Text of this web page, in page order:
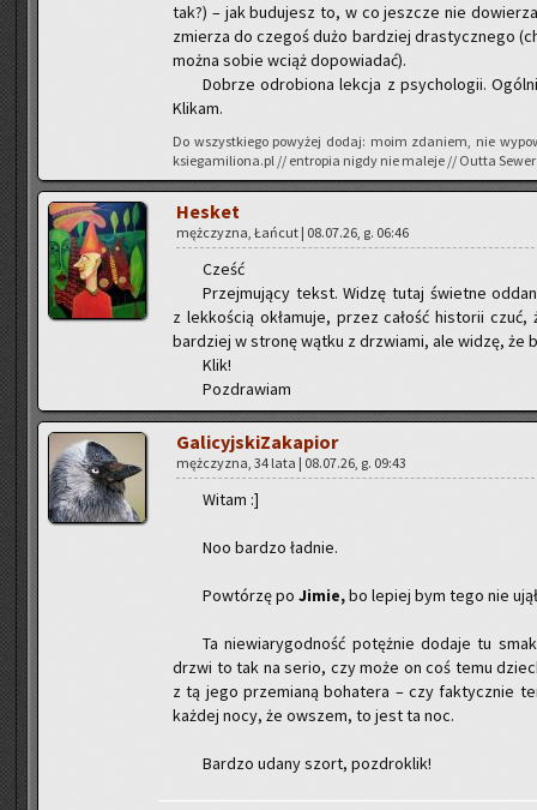
tak?) – jak bu­du­jesz to, w co jesz­cze nie
zmie­rza do cze­goś dużo bar­dziej dra­stycz­ne­go
można sobie wciąż do­po­wia­dać).
Do­brze od­ro­bio­na lek­cja z psy­cho­lo­gii.
Kli­kam.
Do wszyst­kie­go po­wy­żej dodaj: moim zda­niem, nie
ksiegamiliona.pl // en­tro­pia nigdy nie ma­le­je // Outta
He­sket
męż­czy­zna, Łań­cut | 08.07.26, g. 06:46
Cześć
Przej­mu­ją­cy tekst. Widzę tutaj świet­ne
z lek­ko­ścią okła­mu­je, przez ca­łość hi­sto­rii
bar­dziej w stro­nę wątku z drzwia­mi, ale widzę,
Klik!
Po­zdra­wiam
Ga­li­cyj­ski­Za­ka­pior
męż­czy­zna, 34 lata | 08.07.26, g. 09:43
Witam :]
Noo bar­dzo ład­nie.
Po­wtó­rzę po Jimie,bo le­piej bym tego nie
Ta nie­wia­ry­god­ność po­tęż­nie do­da­je tu
drzwi to tak na serio, czy może on coś temu
z tą jego prze­mia­ną bo­ha­te­ra – czy fak­tycz­nie
każ­dej nocy, że ow­szem, to jest ta noc.
Bar­dzo udany szort, po­zdro­klik!